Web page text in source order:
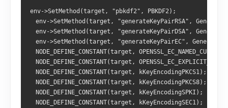
env->SetMethod(target, "pbkdf2", PBKDF2);
env->SetMethod(target, "generateKeyPairRSA",
env->SetMethod(target, "generateKeyPairDSA",
env->SetMethod(target, "generateKeyPairEC",
  NODE_DEFINE_CONSTANT(target, OPENSSL_EC_NAMED_CURVE);
NODE_DEFINE_CONSTANT(target,
  NODE_DEFINE_CONSTANT(target, kKeyEncodingPKCS1);
  NODE_DEFINE_CONSTANT(target, kKeyEncodingPKCS8);
  NODE_DEFINE_CONSTANT(target, kKeyEncodingSPKI);
  NODE_DEFINE_CONSTANT(target, kKeyEncodingSEC1);